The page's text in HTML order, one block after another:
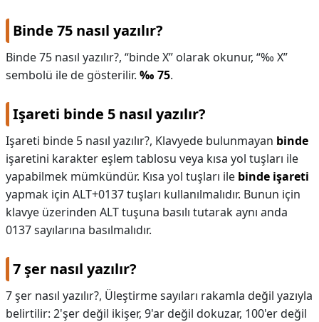
Binde 75 nasıl yazılır?
Binde 75 nasıl yazılır?, “binde X” olarak okunur, “‰ X”
sembolü ile de gösterilir. ‰ 75.
Işareti binde 5 nasıl yazılır?
Işareti binde 5 nasıl yazılır?, Klavyede bulunmayan binde
işaretini karakter eşlem tablosu veya kısa yol tuşları ile
yapabilmek mümkündür. Kısa yol tuşları ile binde işareti
yapmak için ALT+0137 tuşları kullanılmalıdır. Bunun için
klavye üzerinden ALT tuşuna basılı tutarak aynı anda
0137 sayılarına basılmalıdır.
7 şer nasıl yazılır?
7 şer nasıl yazılır?, Üleştirme sayıları rakamla değil yazıyla
belirtilir: 2'şer değil ikişer, 9'ar değil dokuzar, 100'er değil